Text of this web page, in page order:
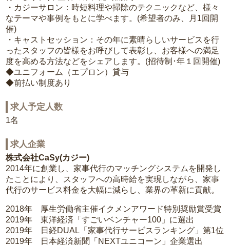
・カジーサロン：時短料理や掃除のテクニックなど、様々
なテーマや事例をもとに学べます。(希望者のみ、月1回開
催)
・キャストセッション：その年に素晴らしいサービスを行
ったスタッフの皆様をお呼びして表彰し、お客様への満足
度を高める方法などをシェアします。(招待制･年１回開催)
◆ユニフォーム（エプロン）貸与
◆前払い制度あり
求人予定人数
1名
求人企業
株式会社CaSy(カジー)
2014年に創業し、家事代行のマッチングシステムを開発し
たことにより、スタッフへの高時給を実現しながら、家事
代行のサービス料金を大幅に減らし、業界の革新に貢献。
2018年 厚生労働省主催イクメンアワード特別奨励賞受賞
2019年 東洋経済「すごいベンチャー100」に選出
2019年 日経DUAL「家事代行サービスランキング」第1位
2019年 日本経済新聞「NEXTユニコーン」企業選出